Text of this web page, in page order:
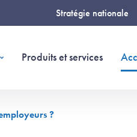
Stratégie nationale
Produits et services
?